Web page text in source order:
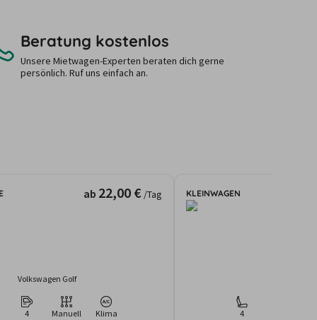
Beratung kostenlos
Unsere Mietwagen-Experten beraten dich gerne
persönlich. Ruf uns einfach an.
ab 22,00 € /Tag
Volkswagen Golf
4 Manuell Klima
KLEINWAGEN
4